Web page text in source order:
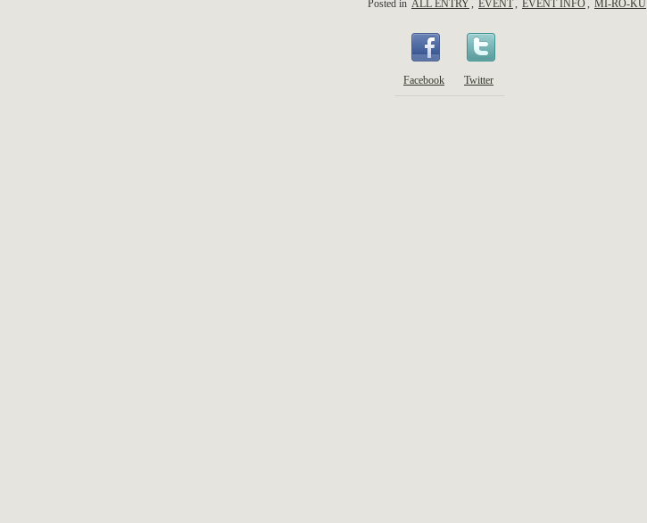
Posted in ALL ENTRY, EVENT, EVENT INFO, MI-RO-KU
Facebook Twitter